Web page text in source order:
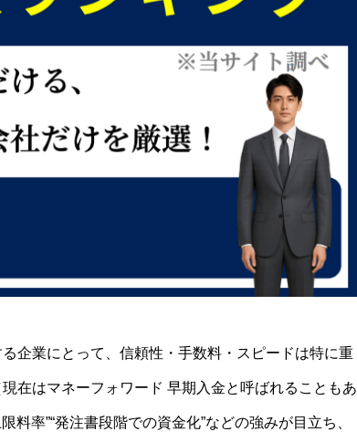
企業にとって、信頼性・手数料・スピードは特に重
在はマネーフォワード 早期入金と呼ばれることもあ
料率”“発注書段階での資金化”などの強みが目立ち、